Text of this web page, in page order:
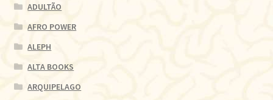
ADULTÃO
AFRO POWER
ALEPH
ALTA BOOKS
ARQUIPELAGO